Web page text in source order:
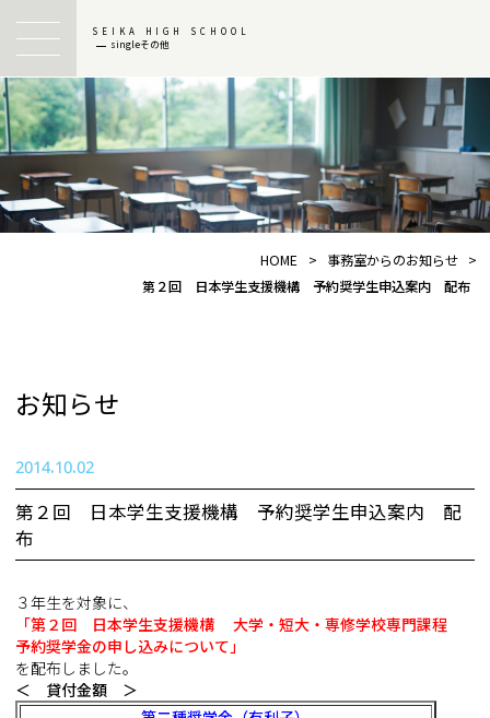
SEIKA HIGH SCHOOL
singleその他
HOME > 事務室からのお知らせ >
第２回 日本学生支援機構 予約奨学生申込案内 配布
お知らせ
2014.10.02
第２回 日本学生支援機構 予約奨学生申込案内 配
布
３年生を対象に、
「第２回 日本学生支援機構 大学・短大・専修学校専門課程
予約奨学金の申し込みについて」
を配布しました。
＜ 貸付金額 ＞